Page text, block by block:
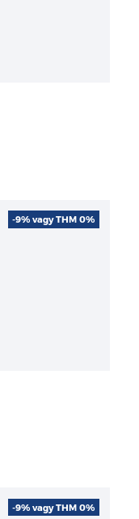
-9% vagy THM 0%
-9% vagy THM 0%